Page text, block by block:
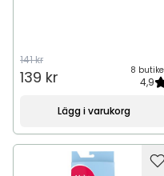
141 kr
139 kr 8
4,9
Lägg i varukorg